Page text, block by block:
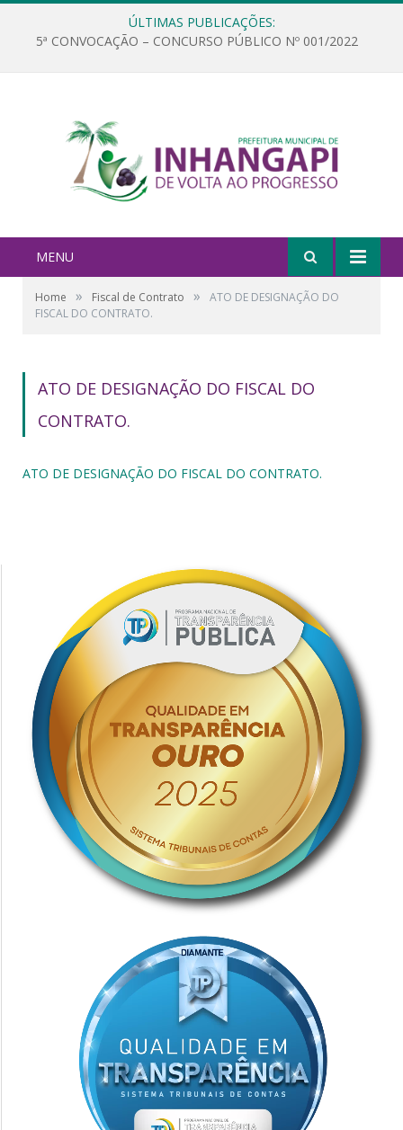
ÚLTIMAS PUBLICAÇÕES:
5ª CONVOCAÇÃO – CONCURSO PÚBLICO Nº 001/2022
MENU
Home » Fiscal de Contrato »
ATO DE DESIGNAÇÃO DO
FISCAL DO CONTRATO.
ATO DE DESIGNAÇÃO DO FISCAL DO
CONTRATO.
ATO DE DESIGNAÇÃO DO FISCAL DO CONTRATO.